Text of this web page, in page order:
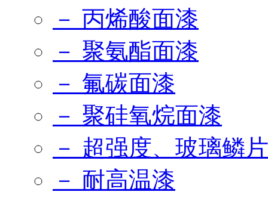
－ 丙烯酸面漆
－ 聚氨酯面漆
－ 氟碳面漆
－ 聚硅氧烷面漆
－ 超强度、玻璃鳞
－ 耐高温漆